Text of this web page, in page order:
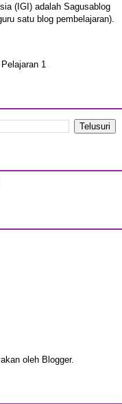
(IGI) adalah Sagusablog
satu blog pembelajaran).
1
oleh Blogger.